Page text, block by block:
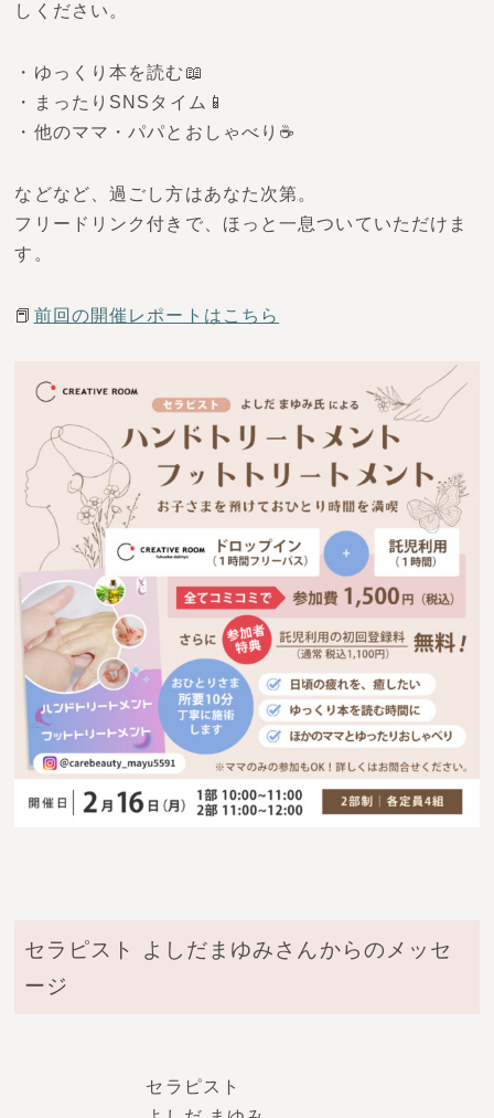
しください。
・ゆっくり本を読む📖
・まったりSNSタイム📱
・他のママ・パパとおしゃべり☕
などなど、過ごし方はあなた次第。
フリードリンク付きで、ほっと一息ついていただけま
す。
📕 前回の開催レポートはこちら
セラピスト よしだまゆみさんからのメッセ
ージ
セラピスト